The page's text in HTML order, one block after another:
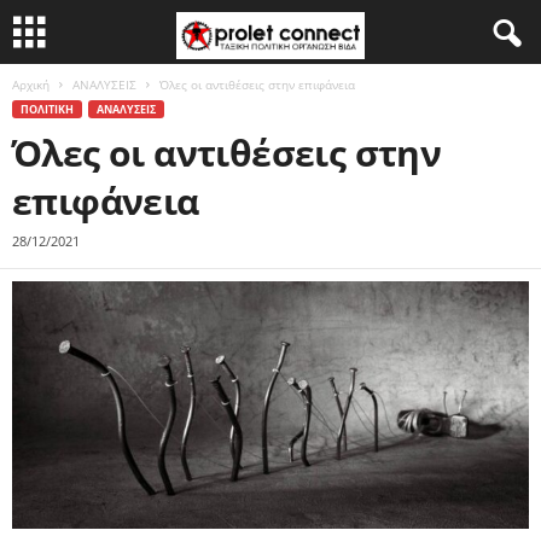
Αρχική ΑΝΑΛΥΣΕΙΣ Όλες οι αντιθέσεις στην επιφάνεια
ΠΟΛΙΤΙΚΗ ΑΝΑΛΥΣΕΙΣ
Όλες οι αντιθέσεις στην
επιφάνεια
28/12/2021